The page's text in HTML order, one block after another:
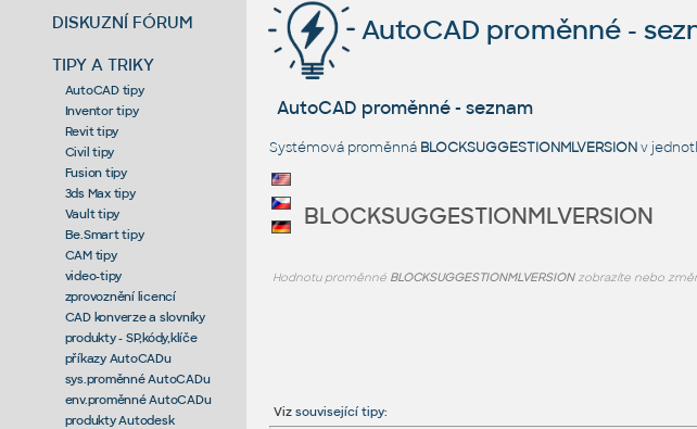
DISKUZNÍ FÓRUM
TIPY A TRIKY
AutoCAD tipy
Inventor tipy
Revit tipy
Civil tipy
Fusion tipy
3ds Max tipy
Vault tipy
Be.Smart tipy
CAM tipy
video-tipy
zprovoznění licencí
CAD konverze a slovníky
produkty - SP,kódy,klíče
příkazy AutoCADu
sys.proměnné AutoCADu
env.proměnné AutoCADu
produkty Autodesk
AutoCAD proměnné -
AutoCAD proměnné - seznam
Systémová proměnná BLOCKSUGGESTIONMLVERSIONv
BLOCKSUGGESTIONMLVERSION
Hodnotu proměnné BLOCKSUGGESTIONMLVERSIONzobrazíte nebo
Viz související tipy: